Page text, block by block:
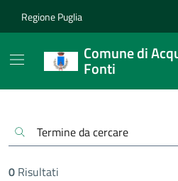
Regione Puglia
Comune di
Fonti
0 Risultati